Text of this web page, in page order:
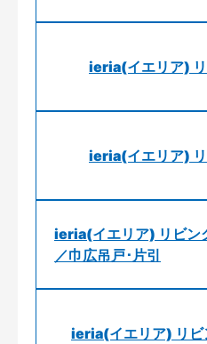
ieria(イエリア)
ieria(イエリア)
ieria(イエリア) リビン
／巾広吊戸･片引
ieria(イエリア) リビ